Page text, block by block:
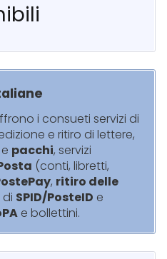
i consueti servizi di
e ritiro di lettere,
e pacchi, servizi
(conti, libretti,
, ritiro delle
di SPID/PosteID e
e bollettini.